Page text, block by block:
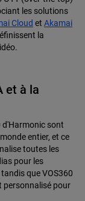
les solutions
Cloud et Akamai
la
et à la
d'Harmonic sont
entier, et ce
toutes les
pour les
que VOS360
personnalisé pour